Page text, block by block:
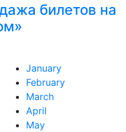
билетов на
January
February
March
April
May